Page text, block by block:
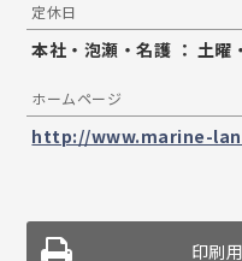
定休日
本社・泡瀬・名護 ： 土曜
ホームページ
http://www.marine-
印刷